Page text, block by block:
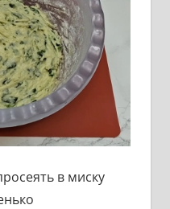
в миску